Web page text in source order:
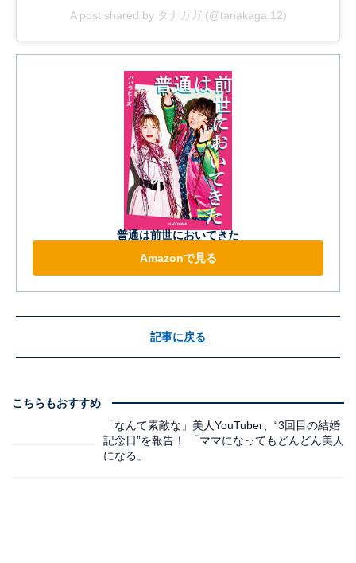
A post shared by タナカガ (@tanakaga.12)
普通は前世においてきた
Amazonで見る
記事に戻る
こちらもおすすめ
「なんて素敵な」美人YouTuber、“3回目の結婚
記念日”を報告！ 「ママになってもどんどん美人
になる」